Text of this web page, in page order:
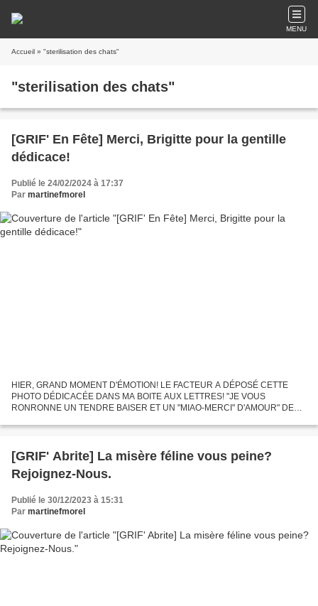
MENU
Accueil » "sterilisation des chats"
"sterilisation des chats"
[GRIF' En Fête] Merci, Brigitte pour la gentille
dédicace!
Publié le 24/02/2024 à 17:37
Par martinefmorel
HIER, GRAND MOMENT D'ÉMOTION! LE FACTEUR A DÉPOSÉ CETTE
PHOTO DÉDICACÉE DANS MA BOITE AUX LETTRES! "JE VOUS
RONRONNE UN TENDRE BAISER ET UN "MIAO-MERCI" D'AMOUR" DE
protection/stérilisation/adoption...
[GRIF' Abrite] La misère féline vous peine?
Rejoignez-Nous.
Publié le 30/12/2023 à 15:31
Par martinefmorel